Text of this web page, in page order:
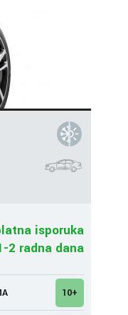
isporuka
2 radna dana
10+